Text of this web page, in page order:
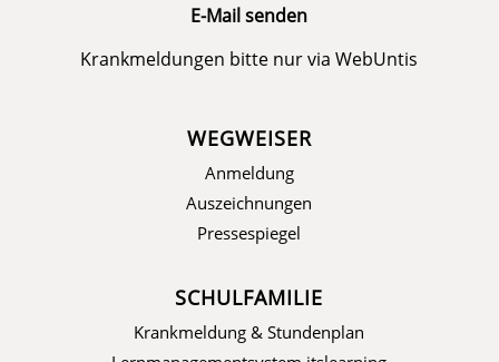
E-Mail senden
Krankmeldungen bitte nur viaWebUntis
WEGWEISER
Anmeldung
Auszeichnungen
Pressespiegel
SCHULFAMILIE
Krankmeldung & Stundenplan